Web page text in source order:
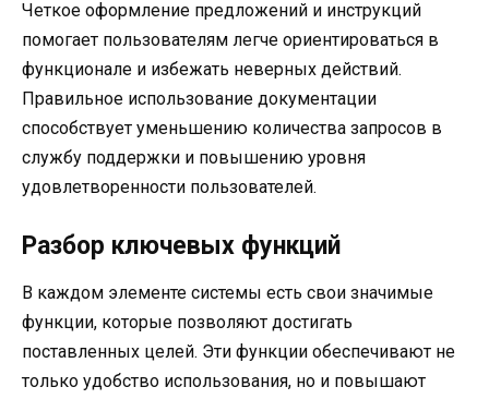
Четкое оформление предложений и инструкций
помогает пользователям легче ориентироваться в
функционале и избежать неверных действий.
Правильное использование документации
способствует уменьшению количества запросов в
службу поддержки и повышению уровня
удовлетворенности пользователей.
Разбор ключевых функций
В каждом элементе системы есть свои значимые
функции, которые позволяют достигать
поставленных целей. Эти функции обеспечивают не
только удобство использования, но и повышают